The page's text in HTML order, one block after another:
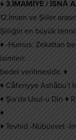
♦ 3.İMAMİYE / İSNÂ
12.İmam ve Şiiler
Şiiliğin en büyük
♦ -Humus: Zekattan
isimleri:
bedel verilmesidir. ♦
♦ Câferiyye Ashâbu’l
♦ Şia’da Usul-u Din ♦
♦
♦ Tevhid -Nübüvvet -